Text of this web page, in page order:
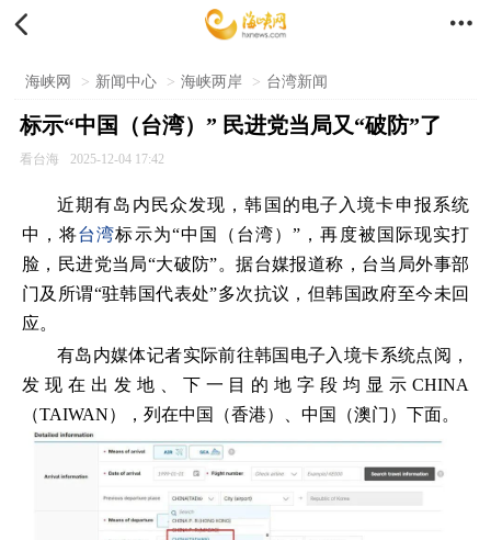
 
海峡网 > 新闻中心 > 海峡两岸 > 台湾新闻
标示“中国（台湾）” 民进党当局又“破防”了
看台海 2025-12-04 17:42
近期有岛内民众发现，韩国的电子入境卡申报系统
中，将台湾标示为“中国（台湾）”，再度被国际现实打
脸，民进党当局“大破防”。据台媒报道称，台当局外事部
门及所谓“驻韩国代表处”多次抗议，但韩国政府至今未回
应。
有岛内媒体记者实际前往韩国电子入境卡系统点阅，
发现在出发地、下一目的地字段均显示CHINA
（TAIWAN），列在中国（香港）、中国（澳门）下面。